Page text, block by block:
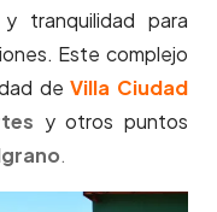
tranquilidad para
Este complejo
de Villa Ciudad
y otros puntos
.